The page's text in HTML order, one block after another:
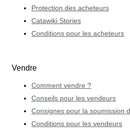
Protection des acheteurs
Catawiki Stories
Conditions pour les acheteurs
Vendre
Comment vendre ?
Conseils pour les vendeurs
Consignes pour la soumission
Conditions pour les vendeurs